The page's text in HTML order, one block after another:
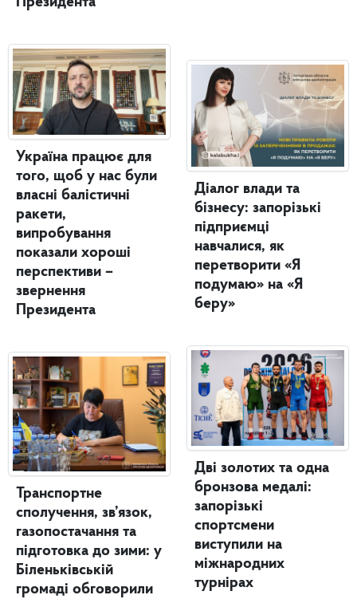
Україна працює для
того, щоб у нас були
власні балістичні
ракети,
випробування
показали хороші
перспективи –
звернення
Президента
Транспортне
сполучення, зв’язок,
газопостачання та
підготовка до зими: у
Біленьківській
громаді обговорили
Діалог влади та
бізнесу: запорізькі
підприємці
навчалися, як
перетворити «Я
подумаю» на «Я
беру»
Дві золотих та одна
бронзова медалі:
запорізькі
спортсмени
виступили на
міжнародних
турнірах